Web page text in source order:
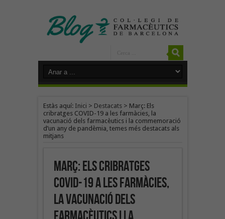
Estàs aquí: Inici > Destacats> Març: Els
cribratges COVID-19 a les farmàcies, la
vacunació dels farmacèutics i la commemoració
d’un any de pandèmia, temes més destacats als
mitjans
Març: Els cribratges
COVID-19 a les farmàcies,
la vacunació dels